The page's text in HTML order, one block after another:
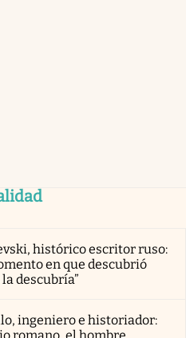
histórico escritor ruso:
en que descubrió
descubría”
ingeniero e historiador: